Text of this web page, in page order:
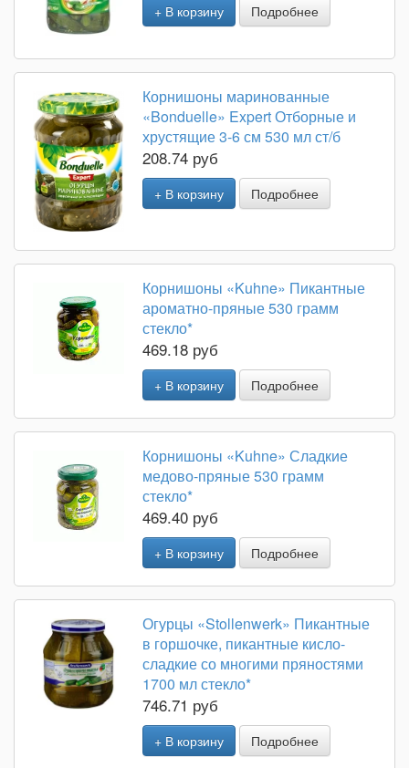
+ В корзину Подробнее
Корнишоны маринованные
«Bonduelle» Expert Отборные и
хрустящие 3-6 см 530 мл ст/б
208.74 руб
+ В корзину Подробнее
Корнишоны «Kuhne» Пикантные
ароматно-пряные 530 грамм
стекло*
469.18 руб
+ В корзину Подробнее
Корнишоны «Kuhne» Сладкие
медово-пряные 530 грамм
стекло*
469.40 руб
+ В корзину Подробнее
Огурцы «Stollenwerk» Пикантные
в горшочке, пикантные кисло-
сладкие со многими пряностями
1700 мл стекло*
746.71 руб
+ В корзину Подробнее